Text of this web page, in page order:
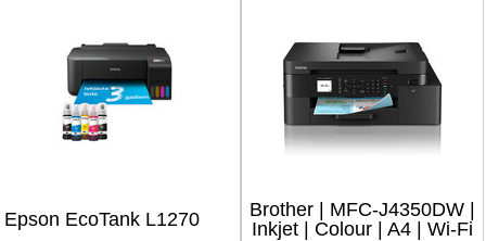
Epson EcoTank L1270
Brother | MFC-J4350DW |
Inkjet | Colour | A4 | Wi-Fi